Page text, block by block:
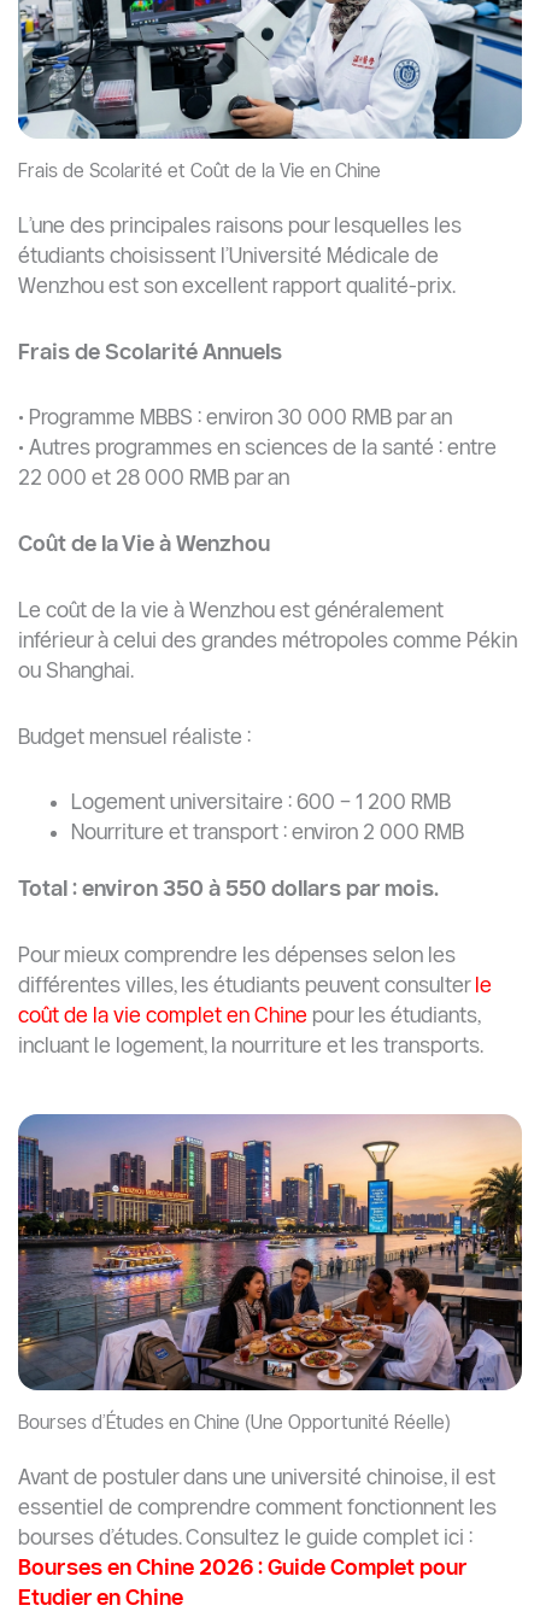
Frais de Scolarité et Coût de la Vie en Chine
L’une des principales raisons pour lesquelles les
étudiants choisissent l’Université Médicale de
Wenzhou est son excellent rapport qualité-prix.
Frais de Scolarité Annuels
• Programme MBBS : environ 30 000 RMB par an
• Autres programmes en sciences de la santé : entre
22 000 et 28 000 RMB par an
Coût de la Vie à Wenzhou
Le coût de la vie à Wenzhou est généralement
inférieur à celui des grandes métropoles comme Pékin
ou Shanghai.
Budget mensuel réaliste :
Logement universitaire : 600 – 1 200 RMB
Nourriture et transport : environ 2 000 RMB
Total : environ 350 à 550 dollars par mois.
Pour mieux comprendre les dépenses selon les
différentes villes, les étudiants peuvent consulter le
coût de la vie complet en Chine pour les étudiants,
incluant le logement, la nourriture et les transports.
Bourses d’Études en Chine (Une Opportunité Réelle)
Avant de postuler dans une université chinoise, il est
essentiel de comprendre comment fonctionnent les
bourses d’études. Consultez le guide complet ici :
Bourses en Chine 2026 : Guide Complet pour
Etudier en Chine